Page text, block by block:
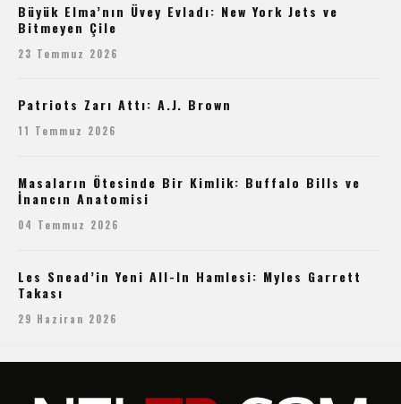
Büyük Elma’nın Üvey Evladı: New York Jets ve
Bitmeyen Çile
23 Temmuz 2026
Patriots Zarı Attı: A.J. Brown
11 Temmuz 2026
Masaların Ötesinde Bir Kimlik: Buffalo Bills ve
İnancın Anatomisi
04 Temmuz 2026
Les Snead’in Yeni All-In Hamlesi: Myles Garrett
Takası
29 Haziran 2026